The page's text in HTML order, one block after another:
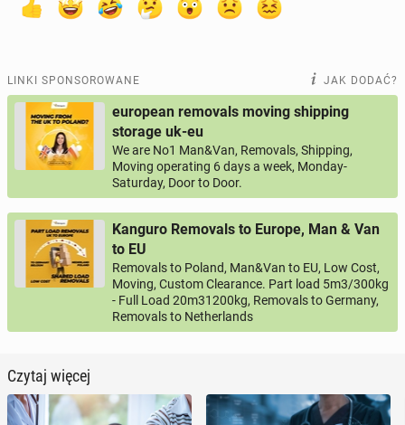
LINKI SPONSOROWANE JAK DODAĆ?
european removals moving shipping
storage uk-eu
We are No1 Man&Van, Removals, Shipping,
Moving operating 6 days a week, Monday-
Saturday, Door to Door.
Kanguro Removals to Europe, Man & Van
to EU
Removals to Poland, Man&Van to EU, Low Cost,
Moving, Custom Clearance. Part load 5m3/300kg
- Full Load 20m31200kg, Removals to Germany,
Removals to Netherlands
Czytaj więcej